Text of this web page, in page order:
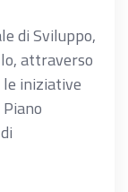
di Sviluppo,
attraverso
le iniziative